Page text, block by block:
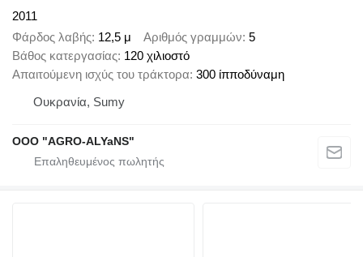
2011
Φάρδος λαβής 12,5 μ Αριθμός γραμμών 5
Βάθος κατεργασίας 120 χιλιοστό
Απαιτούμενη ισχύς του τράκτορα 300 ίπποδύναμη
Ουκρανία, Sumy
OOO "AGRO-ALYaNS"